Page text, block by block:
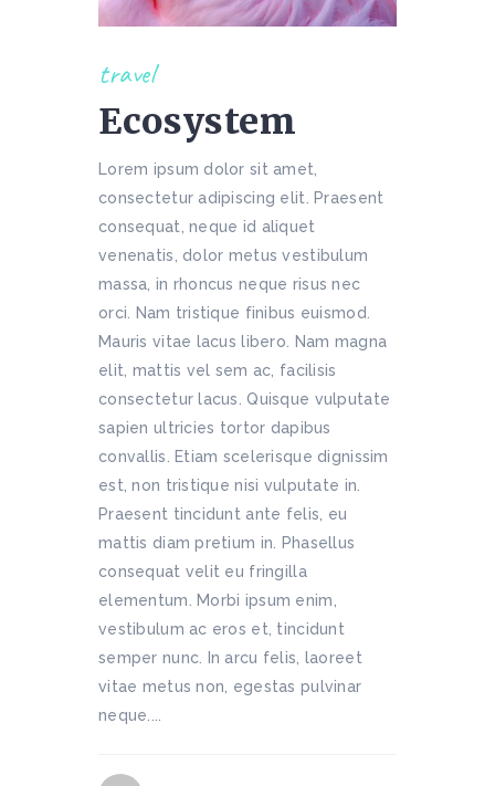
travel
Ecosystem
Lorem ipsum dolor sit amet,
consectetur adipiscing elit. Praesent
consequat, neque id aliquet
venenatis, dolor metus vestibulum
massa, in rhoncus neque risus nec
orci. Nam tristique finibus euismod.
Mauris vitae lacus libero. Nam magna
elit, mattis vel sem ac, facilisis
consectetur lacus. Quisque vulputate
sapien ultricies tortor dapibus
convallis. Etiam scelerisque dignissim
est, non tristique nisi vulputate in.
Praesent tincidunt ante felis, eu
mattis diam pretium in. Phasellus
consequat velit eu fringilla
elementum. Morbi ipsum enim,
vestibulum ac eros et, tincidunt
semper nunc. In arcu felis, laoreet
vitae metus non, egestas pulvinar
neque....